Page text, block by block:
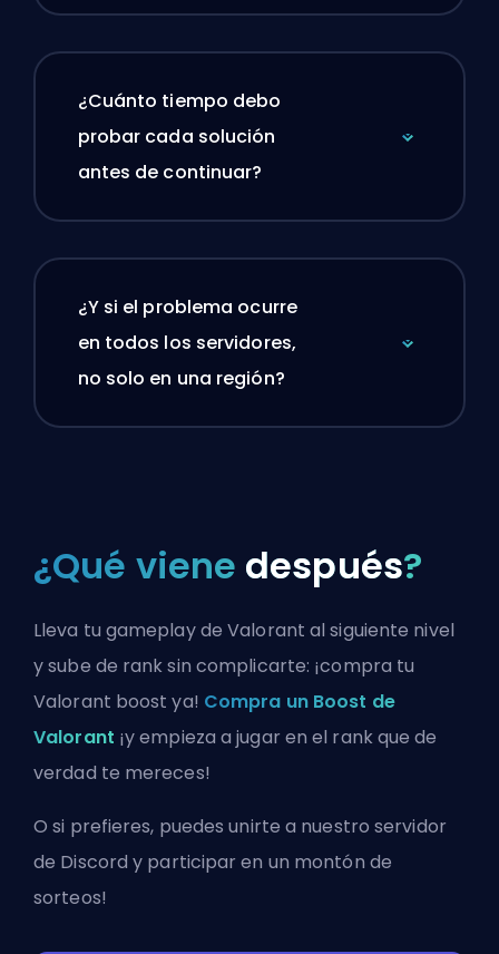
¿Cuánto tiempo debo
probar cada solución
antes de continuar?
¿Y si el problema ocurre
en todos los servidores,
no solo en una región?
¿Qué viene después?
Lleva tu gameplay de Valorant al siguiente nivel
y sube de rank sin complicarte: ¡compra tu
Valorant boost ya! Compra un Boost de
Valorant ¡y empieza a jugar en el rank que de
verdad te mereces!
O si prefieres, puedesunirte a nuestro servidor
de Discord y participar en un montón de
sorteos!